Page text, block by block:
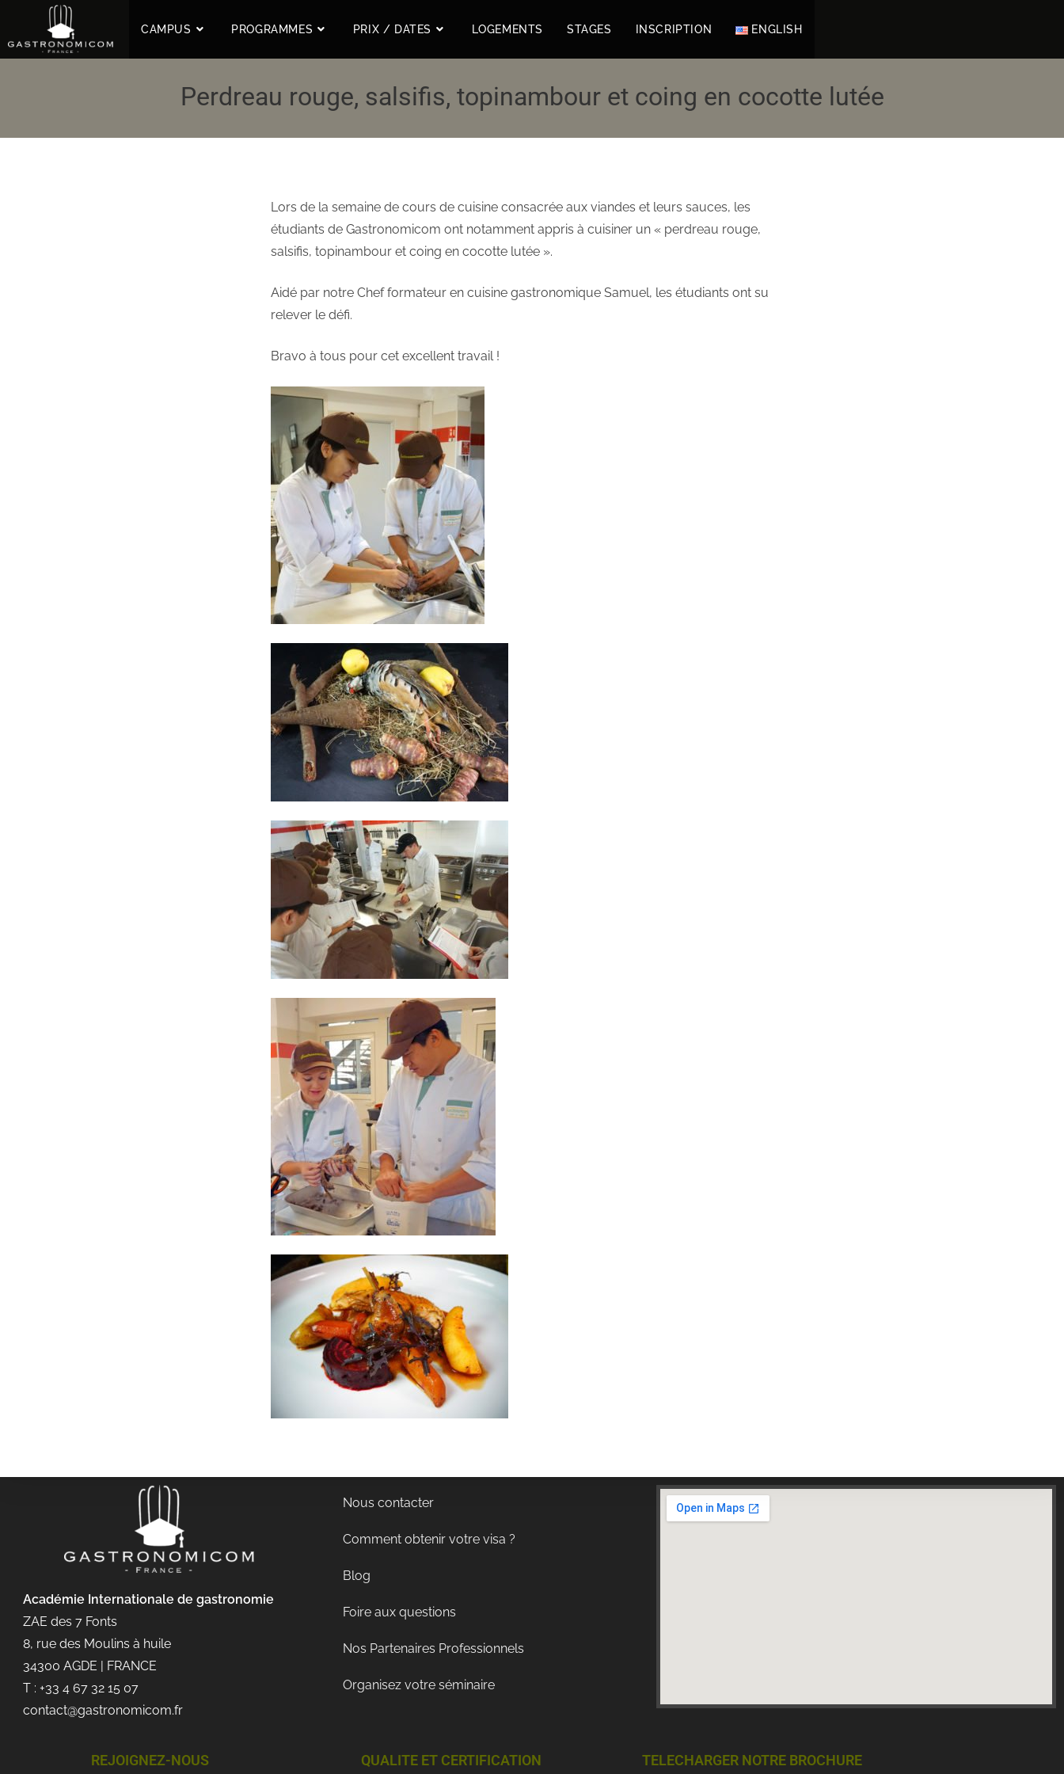
CAMPUS PROGRAMMES PRIX / DATES LOGEMENTS STAGES INSCRIPTION ENGLISH
Perdreau rouge, salsifis, topinambour et coing en cocotte lutée
Lors de la semaine de cours de cuisine consacrée aux viandes et leurs sauces, les
étudiants de Gastronomicom ont notamment appris à cuisiner un « perdreau rouge,
salsifis, topinambour et coing en cocotte lutée ».
Aidé par notre Chef formateur en cuisine gastronomique Samuel, les étudiants ont su
relever le défi.
Bravo à tous pour cet excellent travail !
Académie Internationale de gastronomie
ZAE des 7 Fonts
8, rue des Moulins à huile
34300 AGDE | FRANCE
T : +33 4 67 32 15 07
contact@gastronomicom.fr
Nous contacter
Comment obtenir votre visa ?
Blog
Foire aux questions
Nos Partenaires Professionnels
Organisez votre séminaire
REJOIGNEZ-NOUS QUALITE ET CERTIFICATION TELECHARGER NOTRE BROCHURE